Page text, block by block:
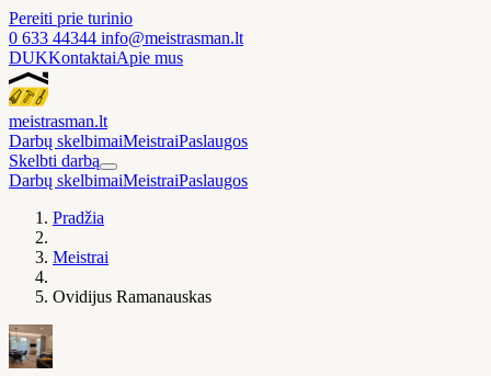
Pereiti prie turinio
0 633 44344 info@meistrasman.lt
DUKKontaktaiApie mus
meistrasman.lt
Darbų skelbimaiMeistraiPaslaugos
Skelbti darbą
Darbų skelbimaiMeistraiPaslaugos
Pradžia
Meistrai
Ovidijus Ramanauskas